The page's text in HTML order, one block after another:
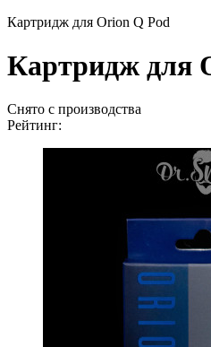
Картридж для Orion Q Pod
Картридж для
Снято с производства
Рейтинг: